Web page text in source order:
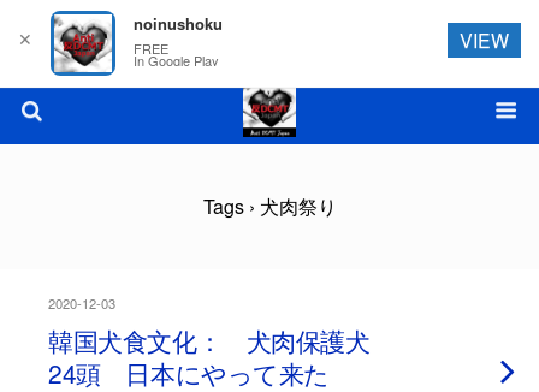
Tags › 犬肉祭り
2020-12-03
韓国犬食文化： 犬肉保護犬
24頭 日本にやって来た
✕
noinushoku
FREE
In Google Play
VIEW